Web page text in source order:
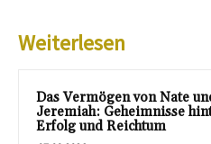
Weiterlesen
Das Vermögen von Nate
Jeremiah: Geheimnisse
Erfolg und Reichtum